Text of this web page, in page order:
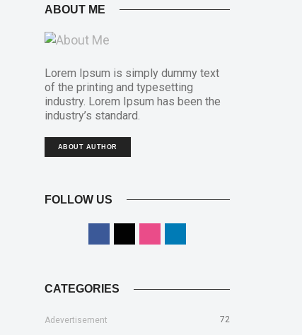
ABOUT ME
Lorem Ipsum is simply dummy text
of the printing and typesetting
industry. Lorem Ipsum has been the
industry’s standard.
ABOUT AUTHOR
FOLLOW US
CATEGORIES
Adevertisement 72